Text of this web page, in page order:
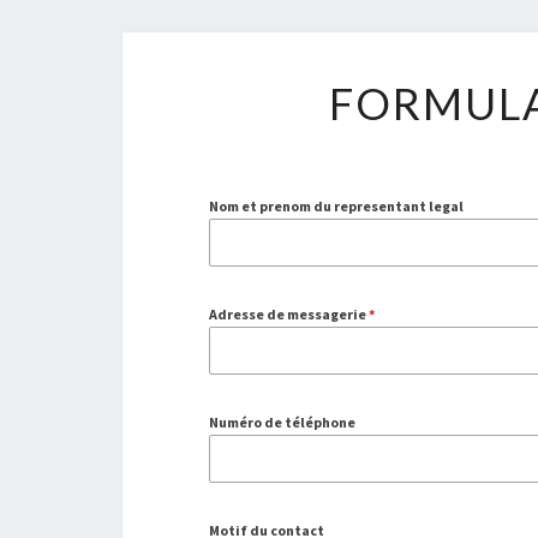
Nom et prenom du representant legal
Adresse de messagerie*
Numéro de téléphone
Motif du contact